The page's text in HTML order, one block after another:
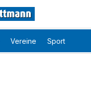
Vereine Sport